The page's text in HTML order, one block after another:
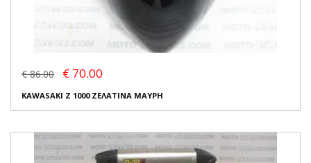
€ 86.00 € 70.00
KAWASAKI Z 1000 ΖΕΛΑΤΙΝΑ ΜΑΥΡΗ